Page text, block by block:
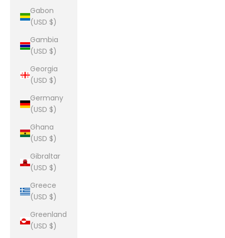
Gabon
(USD $)
Gambia
(USD $)
Georgia
(USD $)
Germany
(USD $)
Ghana
(USD $)
Gibraltar
(USD $)
Greece
(USD $)
Greenland
(USD $)